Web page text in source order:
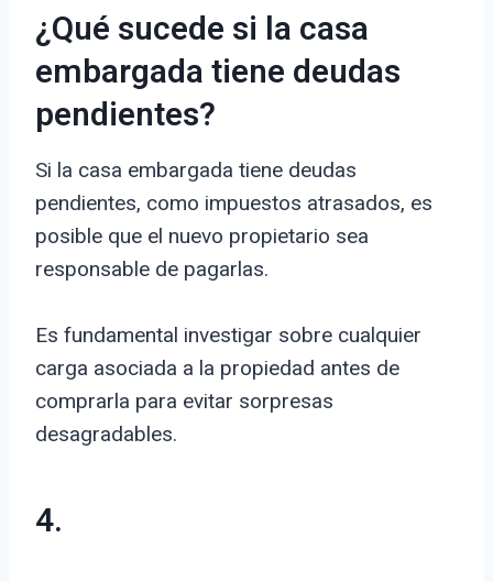
¿Qué sucede si la casa
embargada tiene deudas
pendientes?
Si la casa embargada tiene deudas
pendientes, como impuestos atrasados, es
posible que el nuevo propietario sea
responsable de pagarlas.
Es fundamental investigar sobre cualquier
carga asociada a la propiedad antes de
comprarla para evitar sorpresas
desagradables.
4.